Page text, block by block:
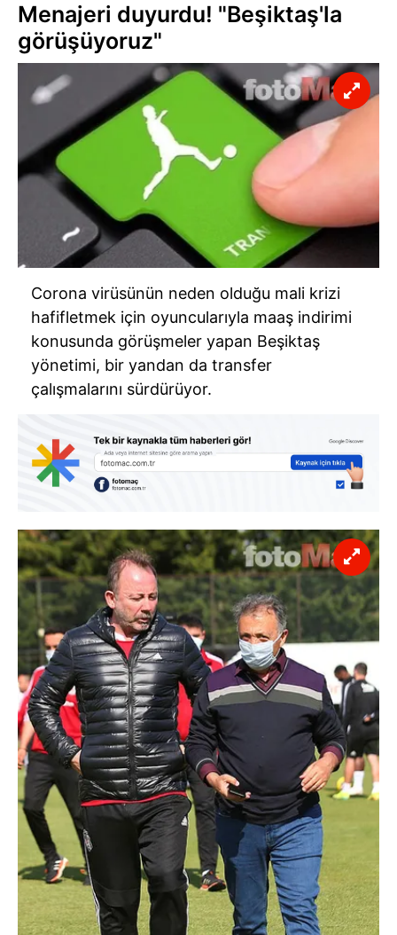
Menajeri duyurdu! "Beşiktaş'la
görüşüyoruz"
Corona virüsünün neden olduğu mali krizi
hafifletmek için oyuncularıyla maaş indirimi
konusunda görüşmeler yapan Beşiktaş
yönetimi, bir yandan da transfer
çalışmalarını sürdürüyor.